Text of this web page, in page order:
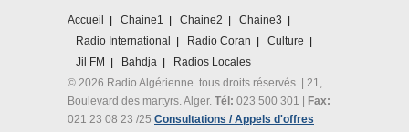
Accueil Chaine1 Chaine2
Chaine3
Radio International
Radio Coran
Culture
Jil FM
Bahdja
Radios Locales
© 2026 Radio Algérienne. tous droits réservés. | 21,
Boulevard des martyrs. Alger. Tél: 023 500 301 | Fax:
021 23 08 23 /25 Consultations / Appels d'offres